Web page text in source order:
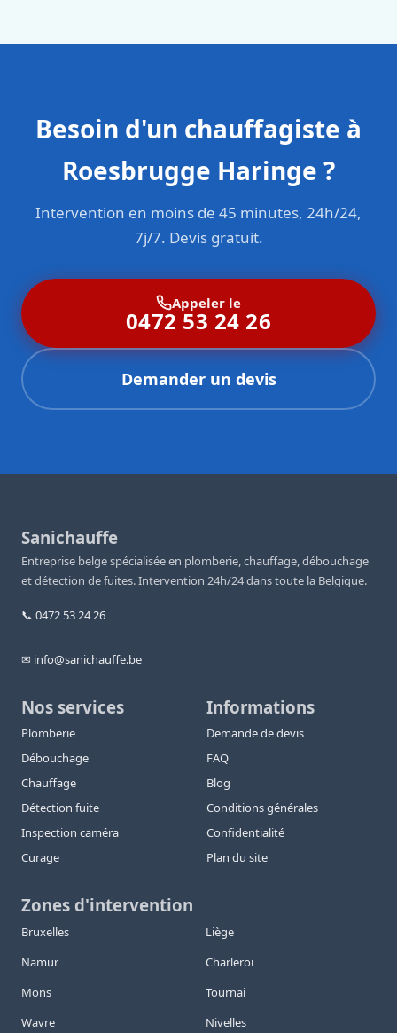
Besoin d'un chauffagiste à
Roesbrugge Haringe ?
Intervention en moins de 45 minutes, 24h/24,
7j/7. Devis gratuit.
Appeler le
0472 53 24 26
Demander un devis
Sanichauffe
Entreprise belge spécialisée en plomberie, chauffage, débouchage
et détection de fuites. Intervention 24h/24 dans toute la Belgique.
📞 0472 53 24 26
✉ info@sanichauffe.be
Nos services
Plomberie
Débouchage
Chauffage
Détection fuite
Inspection caméra
Curage
Informations
Demande de devis
FAQ
Blog
Conditions générales
Confidentialité
Plan du site
Zones d'intervention
Bruxelles
Liège
Namur
Charleroi
Mons
Tournai
Wavre
Nivelles